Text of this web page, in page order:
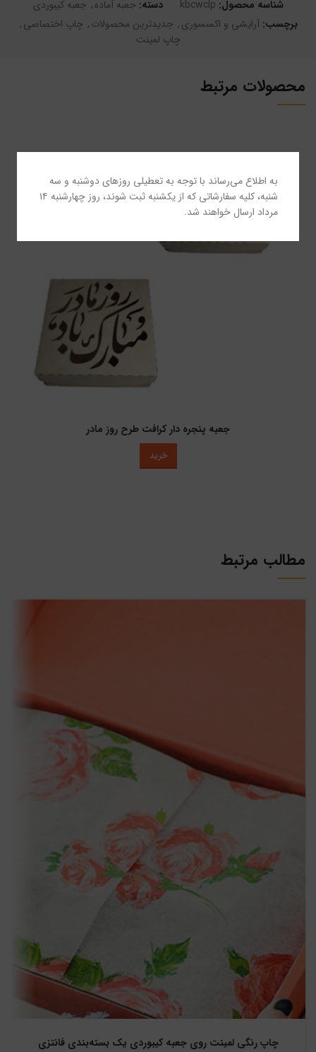
به اطلاع می‌رساند با توجه به تعطیلی روزهای دوشنبه و سه
شنبه، کلیه سفارشاتی که از یکشنبه ثبت شوند، روز چهارشنبه ۱۴
مرداد ارسال خواهند شد.
شناسه محصول: kbcwclp دسته: جعبه آماده, جعبه کیبوردی
برچسب: آرایشی و اکسسوری, جدیدترین محصولات, چاپ اختصاصی,
چاپ لمینت
محصولات مرتبط
جعبه پنجره دار کرافت طرح روز مادر
خرید
مطالب مرتبط
چاپ رنگی لمینت روی جعبه کیبوردی یک بسته‌بندی فانتزی